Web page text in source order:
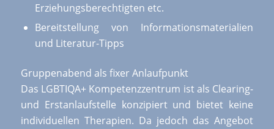
Erziehungsberechtigten etc.
Bereitstellung von Informationsmaterialien
und Literatur-Tipps
Gruppenabend als fixer Anlaufpunkt
Das LGBTIQA+ Kompetenzzentrum ist als Clearing-
und Erstanlaufstelle konzipiert und bietet keine
individuellen Therapien. Da jedoch das Angebot